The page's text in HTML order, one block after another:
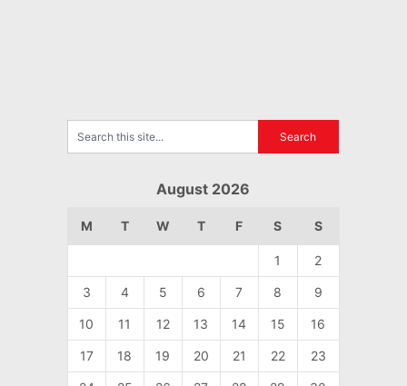
August 2026
M T W T F S S
1 2
3 4 5 6 7 8 9
10 11 12 13 14 15 16
17 18 19 20 21 22 23